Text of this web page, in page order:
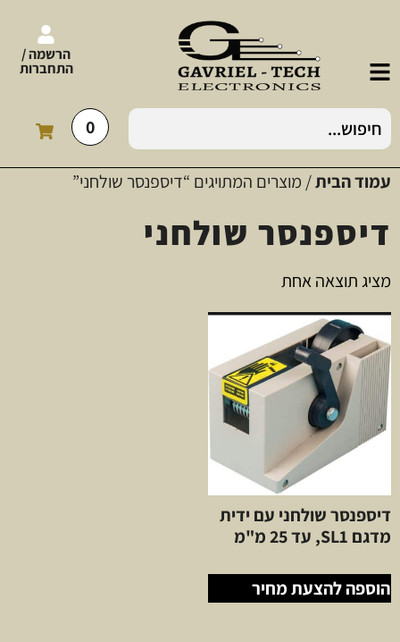
הרשמה /
התחברות
0
עמוד הבית/ מוצרים המתויגים “דיספנסר שולחני”
דיספנסר שולחני
מציג תוצאה אחת
דיספנסר שולחני עם ידית
מדגם SL1, עד 25 מ"מ
הוספה להצעת מחיר